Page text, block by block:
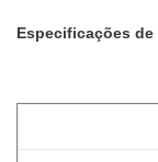
Especificações